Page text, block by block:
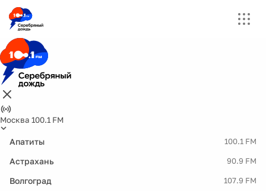
Москва 100.1 FM
Апатиты 100.1 FM
Астрахань 90.9 FM
Волгоград 107.9 FM